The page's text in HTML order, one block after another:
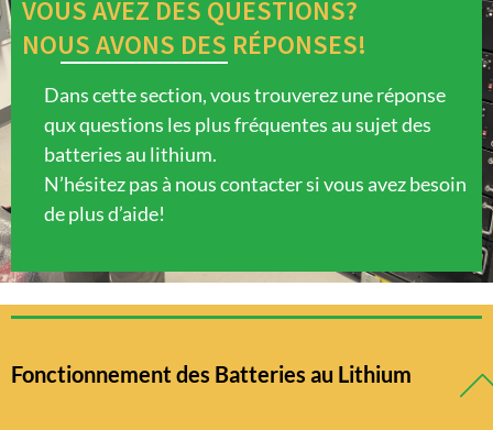
VOUS AVEZ DES QUESTIONS?
NOUS AVONS DES RÉPONSES!
Dans cette section, vous trouverez une réponse
qux questions les plus fréquentes au sujet des
batteries au lithium.
N’hésitez pas à nous contacter si vous avez besoin
de plus d’aide!
Fonctionnement des Batteries au Lithium